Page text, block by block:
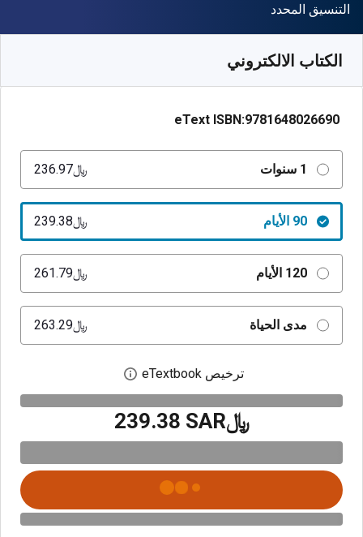
شكل
التنسيق المحدد
الكتاب الالكتروني
eText ISBN:9781648026690
1 سنوات ﷼‎236.97
90 الأيام ﷼‎239.38
120 الأيام ﷼‎261.79
مدى الحياة ﷼‎263.29
ترخيص eTextbook افتح مربع حوار
﷼‎239.38 SAR